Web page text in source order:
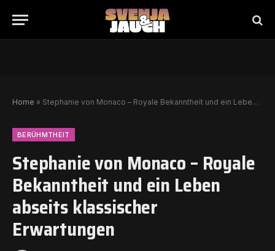
Home » Stephanie von Monaco – Royale Bekanntheit und ein Leben abseits klassischer Erwartungen
BERÜHMTHEIT
Stephanie von Monaco – Royale
Bekanntheit und ein Leben
abseits klassischer
Erwartungen